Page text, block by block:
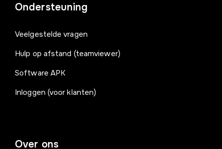
Ondersteuning
Veelgestelde vragen
Hulp op afstand (teamviewer)
Software APK
Inloggen (voor klanten)
Over ons